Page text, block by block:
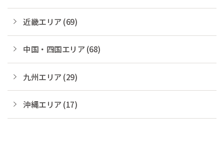
近畿エリア (69)
中国・四国エリア (68)
九州エリア (29)
沖縄エリア (17)